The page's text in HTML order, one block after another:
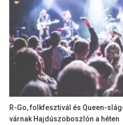
R-Go, folkfesztivál és Queen-
várnak Hajdúszoboszlón a héten